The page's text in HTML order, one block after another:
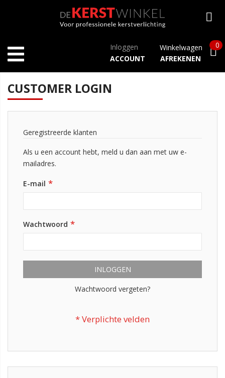
Inloggen
ACCOUNT
Winkelwagen
AFREKENEN
0
CUSTOMER LOGIN
Geregistreerde klanten
Als u een account hebt, meld u dan aan met uw e-
mailadres.
E-mail
Wachtwoord
INLOGGEN
Wachtwoord vergeten?